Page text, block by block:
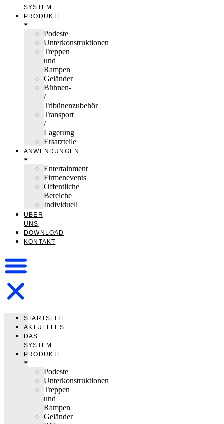
SYSTEM
PRODUKTE
Podeste
Unterkonstruktionen
Treppen
und
Rampen
Geländer
Bühnen-
/
Tribünenzubehör
Transport
/
Lagerung
Ersatzteile
ANWENDUNGEN
Entertainment
Firmenevents
Öffentliche
Bereiche
Individuell
ÜBER
UNS
DOWNLOAD
KONTAKT
STARTSEITE
AKTUELLES
DAS
SYSTEM
PRODUKTE
Podeste
Unterkonstruktionen
Treppen
und
Rampen
Geländer